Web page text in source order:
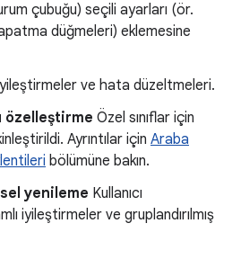
çubuğu) seçili ayarları (ör.
düğmeleri) eklemesine
ve hata düzeltmeleri.
özelleştirme Özel sınıflar için
Ayrıntılar için Araba
bölümüne bakın.
yenileme Kullanıcı
iyileştirmeler ve gruplandırılmış